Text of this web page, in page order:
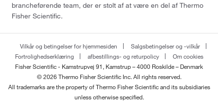
brancheførende team, der er stolt af at være en del af Thermo
Fisher Scientific.
Vilkår og betingelser for hjemmesiden
Salgsbetingelser og -vilkår
Fortrolighedserklæring
afbestillings- og returpolicy
Om cookies
Fisher Scientific - Kamstrupvej 91, Kamstrup – 4000 Roskilde – Denmark
© 2026 Thermo Fisher Scientific Inc. All rights reserved.
All trademarks are the property of Thermo Fisher Scientific and its subsidiaries
unless otherwise specified.